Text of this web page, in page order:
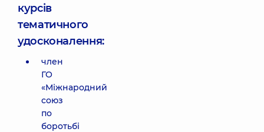
курсів
тематичного
удосконалення:
член
ГО
«Міжнародний
союз
по
боротьбі